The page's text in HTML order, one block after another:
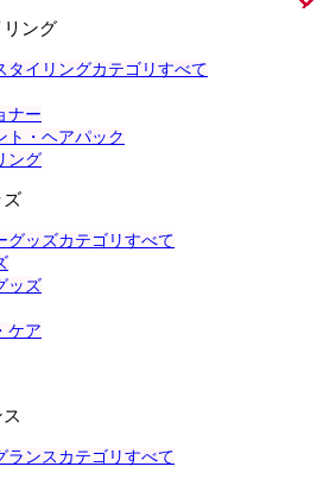
ング
タイリングカテゴリすべて
ナー
ト・ヘアパック
ング
ズ
グッズカテゴリすべて
ッズ
ケア
ランスカテゴリすべて